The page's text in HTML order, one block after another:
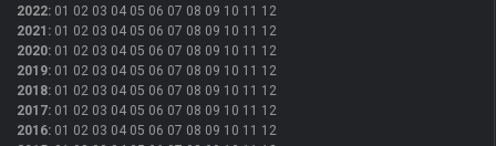
2022: 01 02 03 04 05 06 07 08 09 10 11 12
2021 : 01 02 03 04 05 06 07 08 09 10 11 12
2020: 01 02 03 04 05 06 07 08 09 10 11 12
2019: 01 02 03 04 05 06 07 08 09 10 11 12
2018: 01 02 03 04 05 06 07 08 09 10 11 12
2017: 01 02 03 04 05 06 07 08 09 10 11 12
2016: 01 02 03 04 05 06 07 08 09 10 11 12